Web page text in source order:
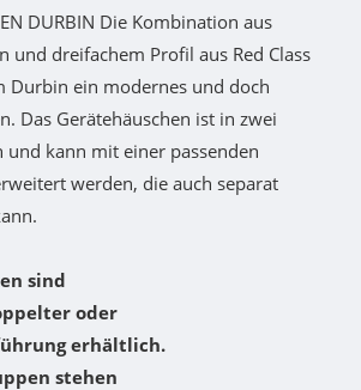
DURBIN Die Kombination aus
und dreifachem Profil aus Red Class
Durbin ein modernes und doch
Das Gerätehäuschen ist in zwei
und kann mit einer passenden
werden, die auch separat
sind
oder
erhältlich.
stehen